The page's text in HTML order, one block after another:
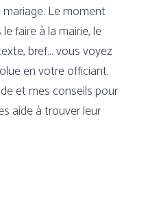
Le moment
faire à la mairie, le
bref… vous voyez
en votre officiant.
et mes conseils pour
aide à trouver leur